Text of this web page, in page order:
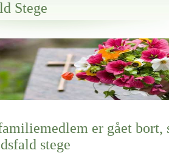
Stege
altid en god afslutning når det gælder
faser af begravelsel
er gået bort,
stege